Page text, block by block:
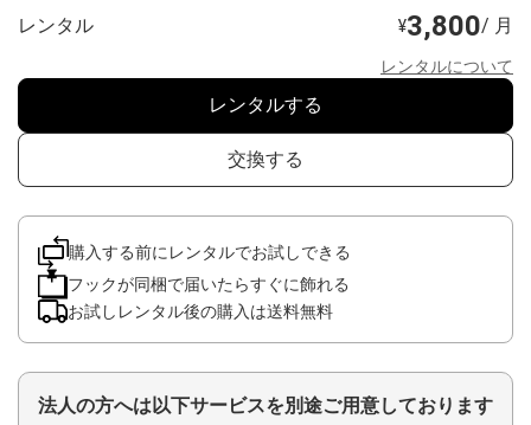
レンタル ¥3,800/ 月
レンタルについて
レンタルする
交換する
購入する前にレンタルでお試しできる
フックが同梱で届いたらすぐに飾れる
お試しレンタル後の購入は送料無料
法人の方へは以下サービスを別途ご用意しております